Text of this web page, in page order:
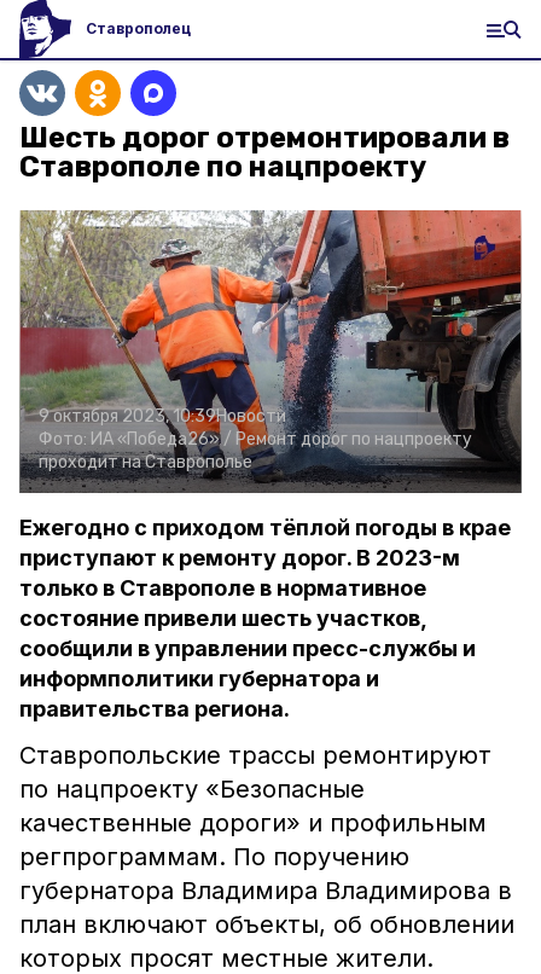
Ставрополец
Шесть дорог отремонтировали в
Ставрополе по нацпроекту
9 октября 2023, 10:39Новости
Фото: ИА «Победа26» / Ремонт дорог по нацпроекту
проходит на Ставрополье
Ежегодно с приходом тёплой погоды в крае
приступают к ремонту дорог. В 2023-м
только в Ставрополе в нормативное
состояние привели шесть участков,
сообщили в управлении пресс-службы и
информполитики губернатора и
правительства региона.
Ставропольские трассы ремонтируют
по нацпроекту «Безопасные
качественные дороги» и профильным
регпрограммам. По поручению
губернатора Владимира Владимирова в
план включают объекты, об обновлении
которых просят местные жители.